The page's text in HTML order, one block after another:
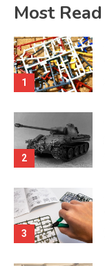
Most Read
1
2
3